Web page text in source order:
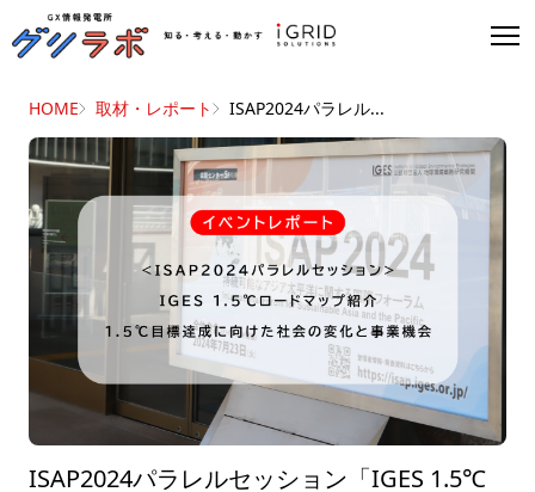
HOME 取材・レポート ISAP2024パラレル...
ISAP2024パラレルセッション「IGES 1.5℃